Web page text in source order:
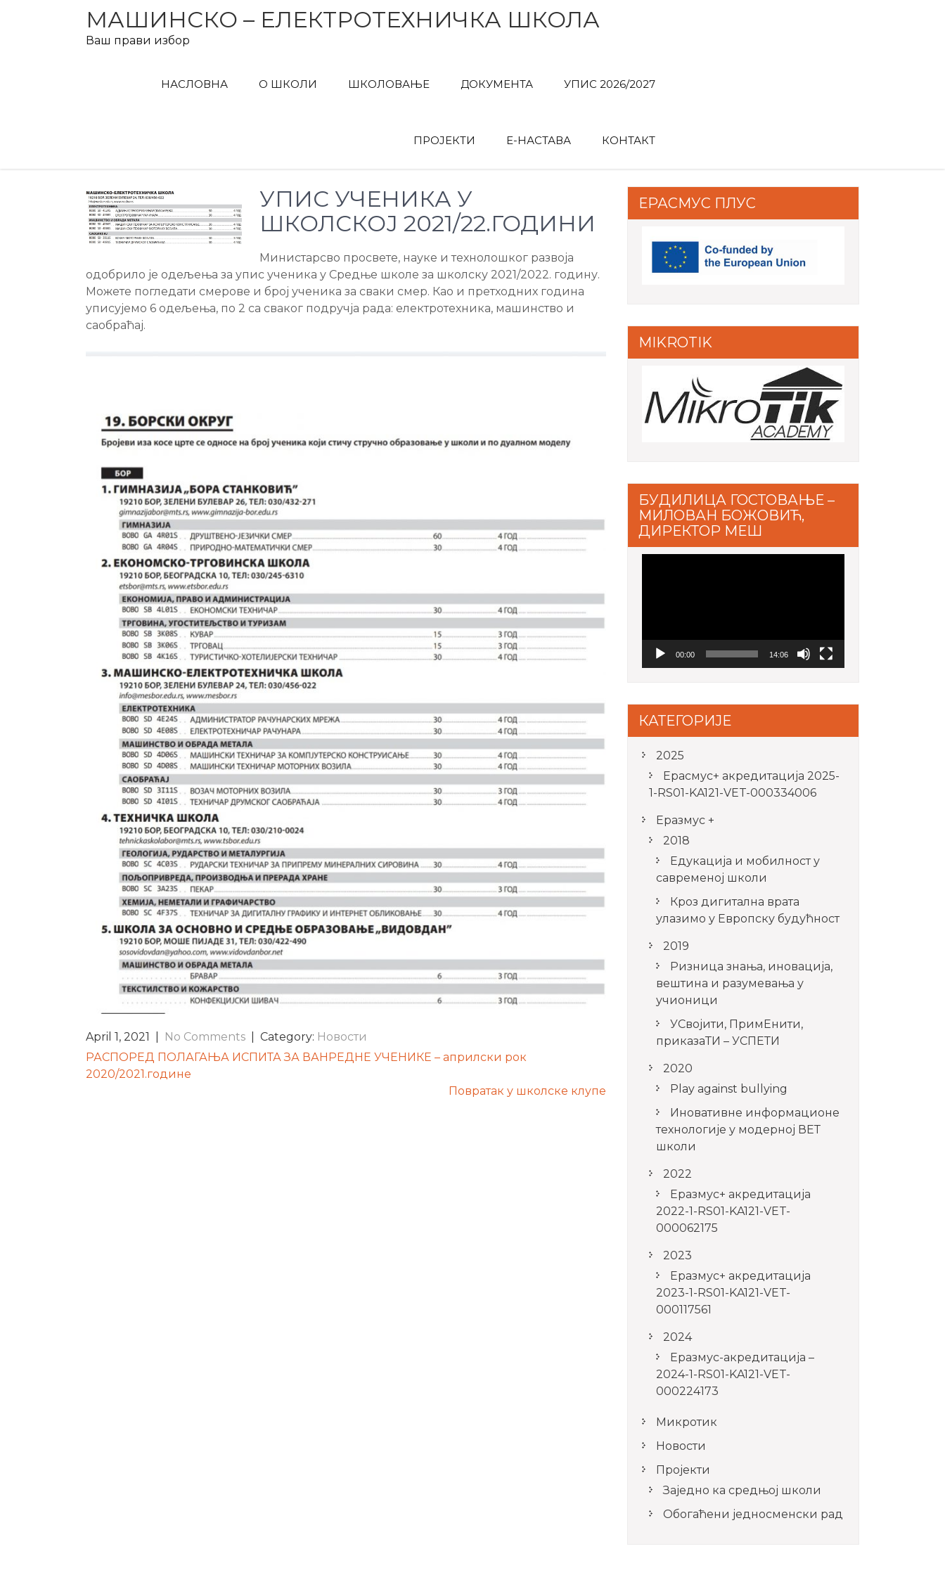
МАШИНСКО – ЕЛЕКТРОТЕХНИЧКА ШКОЛА
Ваш прави избор
НАСЛОВНА О ШКОЛИ ШКОЛОВАЊЕ ДОКУМЕНТА УПИС 2026/2027
ПРОЈЕКТИ Е-НАСТАВА КОНТАКТ
УПИС УЧЕНИКА У
ШКОЛСКОЈ 2021/22.ГОДИНИ
Министарсво просвете, науке и технолошког развоја
одобрило је одељења за упис ученика у Средње школе за школску 2021/2022. годину.
Можете погледати смерове и број ученика за сваки смер. Као и претходних година
уписујемо 6 одељења, по 2 са сваког подручја рада: електротехника, машинство и
саобраћај.
April 1, 2021 No Comments | Category: Новости
POST
NAVIGATION
РАСПОРЕД ПОЛАГАЊА ИСПИТА ЗА ВАНРЕДНЕ УЧЕНИКЕ – априлски рок
2020/2021.године
Повратак у школске клупе
ЕРАСМУС ПЛУС
MIKROTIK
БУДИЛИЦА ГОСТОВАЊЕ –
МИЛОВАН БОЖОВИЋ,
ДИРЕКТОР МЕШ
00:00 14:06
КАТЕГОРИЈЕ
2025
Ерасмус+ акредитацијa 2025-
1-RS01-KA121-VET-000334006
Еразмус +
2018
Едукација и мобилност у
савременој школи
Кроз дигитална врата
улазимо у Европску будућност
2019
Ризница знања, иновација,
вештина и разумевања у
учионици
УСвојити, ПримЕнити,
приказаТИ – УСПЕТИ
2020
Play against bullying
Иновативне информационе
технологије у модерној ВЕТ
школи
2022
Еразмус+ акредитација
2022-1-RS01-KA121-VET-
000062175
2023
Еразмус+ акредитација
2023-1-RS01-KA121-VET-
000117561
2024
Еразмус-акредитација –
2024-1-RS01-KA121-VET-
000224173
Микротик
Новости
Пројекти
Заједно ка средњој школи
Обогаћени једносменски рад